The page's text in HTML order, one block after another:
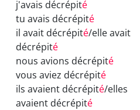
j'avais décrépité
tu avais décrépité
il avait décrépité/elle avait
décrépité
nous avions décrépité
vous aviez décrépité
ils avaient décrépité/elles
avaient décrépité